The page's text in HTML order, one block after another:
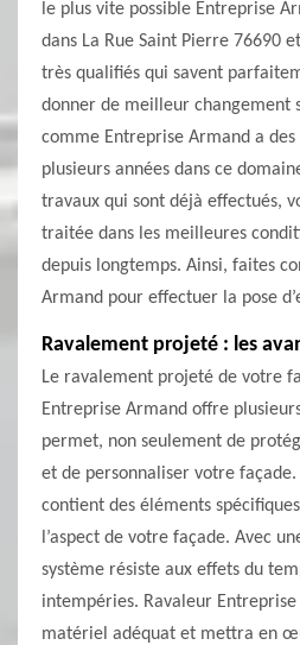
le plus vite possible Entreprise
dans La Rue Saint Pierre 76690
très qualifiés qui savent
donner de meilleur changement
comme Entreprise Armand a
plusieurs années dans ce
travaux qui sont déjà effectués,
traitée dans les meilleures
depuis longtemps. Ainsi, faites
Armand pour effectuer la pose
Ravalement projeté : les
Le ravalement projeté de votre
Entreprise Armand offre
permet, non seulement de
et de personnaliser votre
contient des éléments
l’aspect de votre façade. Avec
système résiste aux effets du
intempéries. Ravaleur
matériel adéquat et mettra en